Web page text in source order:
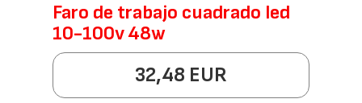
Faro de trabajo cuadrado led
10-100v 48w
32,48 EUR